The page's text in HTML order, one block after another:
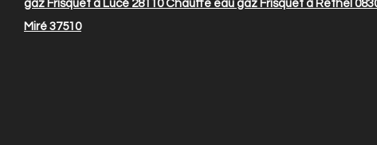
gaz Frisquet à Lucé 28110Chauffe eau gaz Frisquet à Rethel
Miré 37510